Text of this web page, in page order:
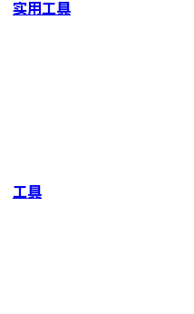
实用工具
工具